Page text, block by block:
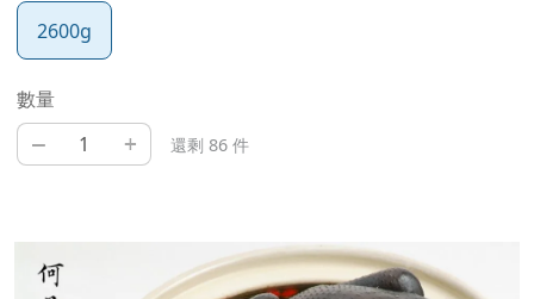
2600g
數量
– + 還剩 86 件